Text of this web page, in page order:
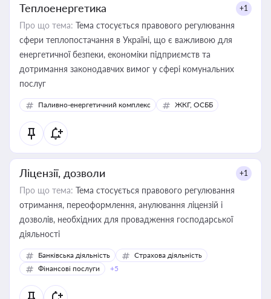
Теплоенергетика +1
Про що тема: Тема стосується правового регулювання
сфери теплопостачання в Україні, що є важливою для
енергетичної безпеки, економіки підприємств та
дотримання законодавчих вимог у сфері комунальних
послуг
Паливно-енергетичний комплекс ЖКГ, ОСББ
Ліцензії, дозволи +1
Про що тема: Тема стосується правового регулювання
отримання, переоформлення, анулювання ліцензій і
дозволів, необхідних для провадження господарської
діяльності
Банківська діяльність
Страхова діяльність
Фінансові послуги
+5